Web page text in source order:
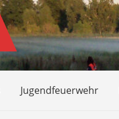
Jugendfeuerwehr